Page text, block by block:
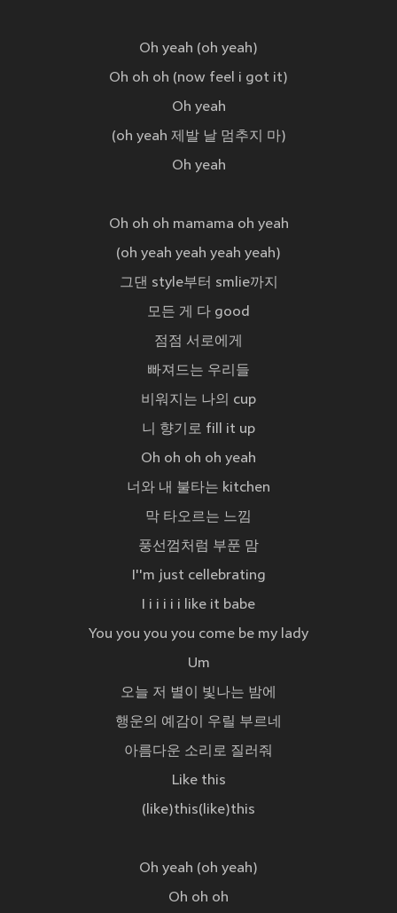
Oh yeah (oh yeah)
Oh oh oh (now feel i got it)
Oh yeah
(oh yeah 제발 날 멈추지 마)
Oh yeah
Oh oh oh mamama oh yeah
(oh yeah yeah yeah yeah)
그댄 style부터 smlie까지
모든 게 다 good
점점 서로에게
빠져드는 우리들
비워지는 나의 cup
니 향기로 fill it up
Oh oh oh oh yeah
너와 내 불타는 kitchen
막 타오르는 느낌
풍선껌처럼 부푼 맘
I''m just cellebrating
I i i i i i like it babe
You you you you come be my lady
Um
오늘 저 별이 빛나는 밤에
행운의 예감이 우릴 부르네
아름다운 소리로 질러줘
Like this
(like)this(like)this
Oh yeah (oh yeah)
Oh oh oh